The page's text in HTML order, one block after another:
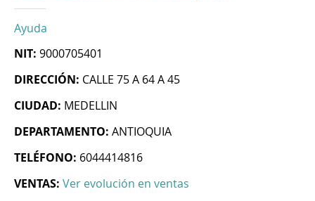
Ayuda
NIT: 9000705401
DIRECCIÓN: CALLE 75 A 64 A 45
CIUDAD: MEDELLIN
DEPARTAMENTO: ANTIOQUIA
TELÉFONO: 6044414816
VENTAS: Ver evolución en ventas